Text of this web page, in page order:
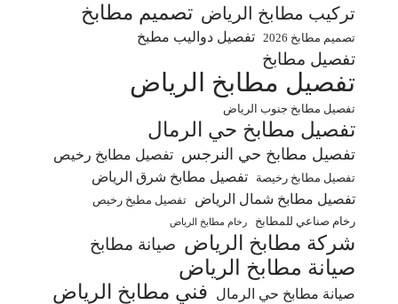
تركيب مطابخ الرياض تصميم مطابخ
تصميم مطابخ 2026 تفصيل دواليب مطبخ
تفصيل مطابخ
تفصيل مطابخ الرياض
تفصيل مطابخ جنوب الرياض
تفصيل مطابخ حي الرمال
تفصيل مطابخ حي النرجس تفصيل مطابخ رخيص
تفصيل مطابخ رخيصة
تفصيل مطابخ شرق الرياض
تفصيل مطابخ شمال الرياض
تفصيل مطبخ رخيص
رخام صناعي للمطابخ
رخام مطابخ الرياض
شركة مطابخ الرياض صيانة مطابخ
صيانة مطابخ الرياض
صيانة مطابخ حي الرمال فني مطابخ الرياض